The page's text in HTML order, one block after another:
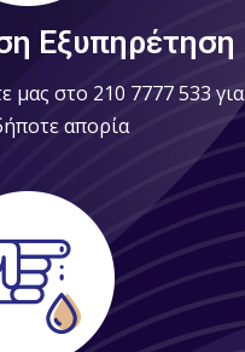
Εξυπηρέτηση
μας στο 210 7777 533 για
απορία